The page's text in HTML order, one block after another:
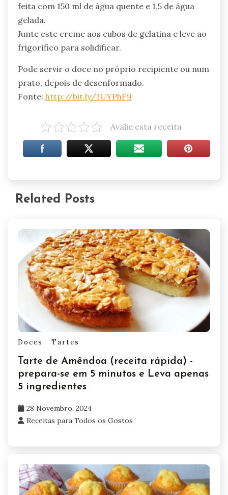
feita com 150 ml de água quente e 1,5 de água
gelada.
Junte este creme aos cubos de gelatina e leve ao
frigorífico para solidificar.
Pode servir o doce no próprio recipiente ou num
prato, depois de desenformado.
Fonte: http://bit.ly/1UYPhF9
Avalie esta receita
Related Posts
Doces Tartes
Tarte de Amêndoa (receita rápida) -
prepara-se em 5 minutos e Leva apenas
5 ingredientes
28 Novembro, 2024
Receitas para Todos os Gostos